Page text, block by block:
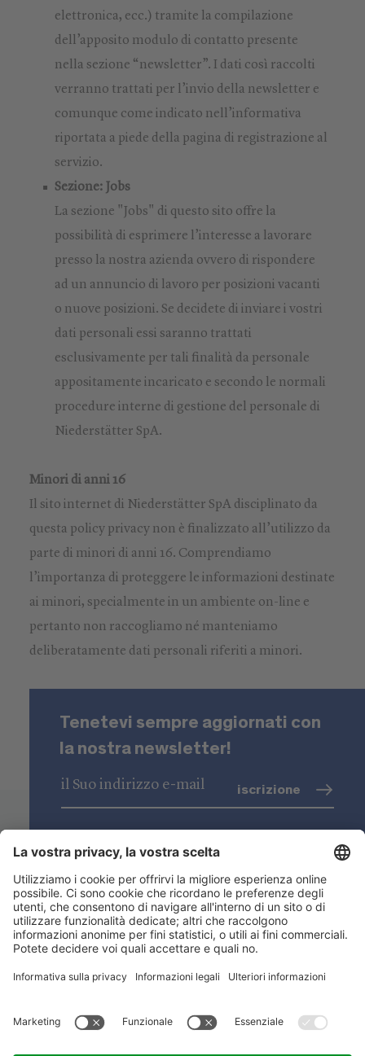
elettronica, ecc.) tramite la compilazione
dell’apposito modulo di contatto presente
nella sezione “newsletter”. I dati così raccolti
verranno trattati per l’invio della newsletter e
comunque come indicato nell’informativa
riportata a piede della pagina di registrazione al
servizio.
Sezione: Jobs
La sezione "Jobs" di questo sito offre la
possibilità di esprimere l’interesse a lavorare
presso la nostra azienda ovvero di rispondere
ad un annuncio di lavoro per posizioni vacanti
o nuove posizioni. Se decidete di inviare i vostri
dati personali essi saranno trattati
esclusivamente per tali finalità da personale
appositamente incaricato e secondo le normali
procedure interne di gestione del personale di
Niederstätter SpA.
Minori di anni 16
Il sito internet di Niederstätter SpA disciplinato da
questa policy privacy non è finalizzato all’utilizzo da
parte di minori di anni 16. Comprendiamo
l’importanza di proteggere le informazioni destinate
ai minori, specialmente in un ambiente on-line e
pertanto non raccogliamo né manteniamo
deliberatamente dati personali riferiti a minori.
Tenetevi sempre aggiornati con
la nostra newsletter!
iscrizione
Niederstätter SpA
Sedi
Gamma prodotti